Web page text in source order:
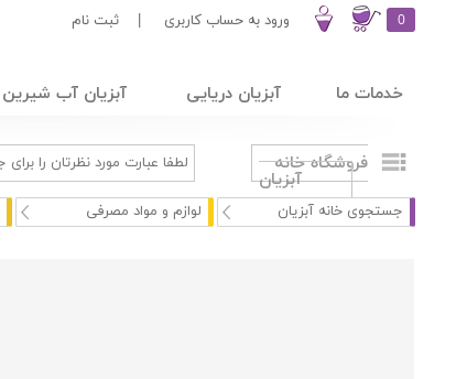
0 ورود به حساب کاربری ثبت نام
خدمات ما آبزیان دریایی آبزیان آب شیرین
فروشگاه خانه
آبزیان
جستجوی خانه آبزیان لوازم و مواد مصرفی